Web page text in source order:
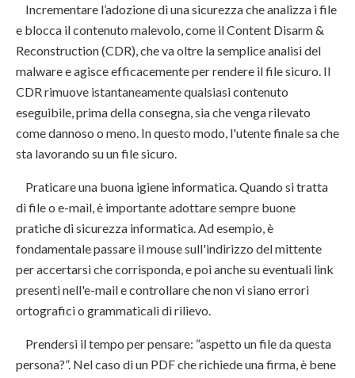
Incrementare l’adozione di una sicurezza che analizza i file
e blocca il contenuto malevolo, come il Content Disarm &
Reconstruction (CDR), che va oltre la semplice analisi del
malware e agisce efficacemente per rendere il file sicuro. Il
CDR rimuove istantaneamente qualsiasi contenuto
eseguibile, prima della consegna, sia che venga rilevato
come dannoso o meno. In questo modo, l'utente finale sa che
sta lavorando su un file sicuro.
Praticare una buona igiene informatica. Quando si tratta
di file o e-mail, è importante adottare sempre buone
pratiche di sicurezza informatica. Ad esempio, è
fondamentale passare il mouse sull'indirizzo del mittente
per accertarsi che corrisponda, e poi anche su eventuali link
presenti nell'e-mail e controllare che non vi siano errori
ortografici o grammaticali di rilievo.
Prendersi il tempo per pensare: “aspetto un file da questa
persona?”. Nel caso di un PDF che richiede una firma, è bene